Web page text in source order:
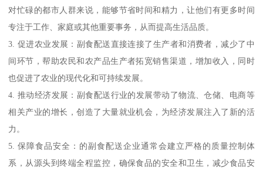
对忙碌的都市人群来说，能够节省时间和精力，让他们有更多时间
专注于工作、家庭或其他重要事务，从而提高生活品质。
3. 促进农业发展：副食配送直接连接了生产者和消费者，减少了中
间环节，帮助农民和农产品生产者拓宽销售渠道，增加收入，同时
也促进了农业的现代化和可持续发展。
4. 推动经济发展：副食配送行业的发展带动了物流、仓储、电商等
相关产业的增长，创造了大量就业机会，为经济发展注入了新的活
力。
5. 保障食品安全：的副食配送企业通常会建立严格的质量控制体
系，从源头到终端全程监控，确保食品的安全和卫生，减少食品安